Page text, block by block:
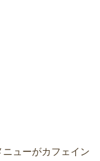
ューがカフェイン